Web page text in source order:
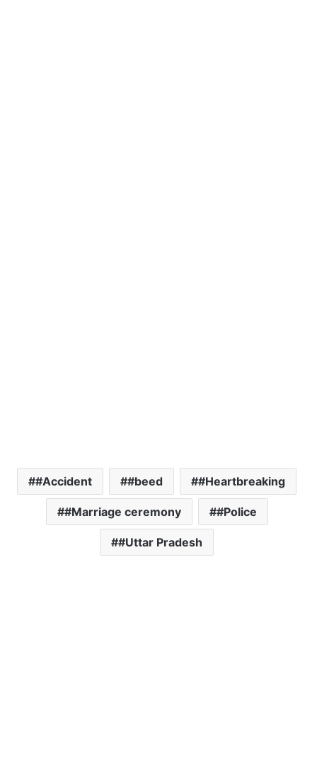
#Accident #beed #Heartbreaking
#Marriage ceremony #Police
#Uttar Pradesh